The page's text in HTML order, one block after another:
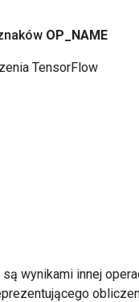
OP NAME
TensorFlow
wynikami innej